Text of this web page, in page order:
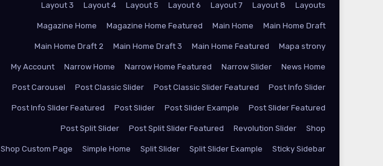
Layout 3 Layout 4 Layout 5 Layout 6 Layout 7 Layout 8 Layouts
Magazine Home Magazine Home Featured Main Home Main Home Draft
Main Home Draft 2 Main Home Draft 3 Main Home Featured Mapa strony
My Account Narrow Home Narrow Home Featured Narrow Slider News Home
Post Carousel Post Classic Slider Post Classic Slider Featured Post Info Slider
Post Info Slider Featured Post Slider Post Slider Example Post Slider Featured
Post Split Slider Post Split Slider Featured Revolution Slider Shop
Shop Custom Page Simple Home Split Slider Split Slider Example Sticky Sidebar